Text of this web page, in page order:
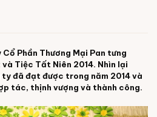
Phần Thương Mại Pan tưng
Tiệc Tất Niên 2014. Nhìn lại
ty đã đạt được trong năm 2014 và
tác, thịnh vượng và thành công.